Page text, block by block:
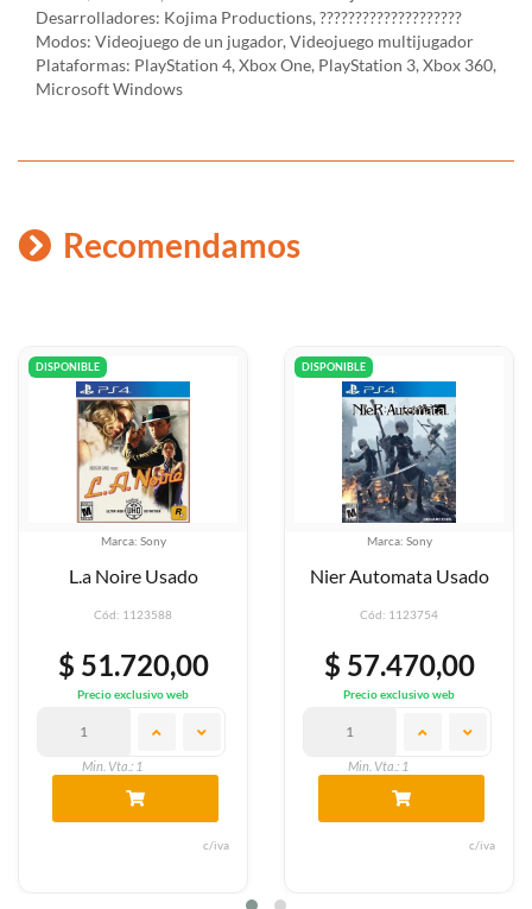
Desarrolladores: Kojima Productions, ????????????????????
Modos: Videojuego de un jugador, Videojuego multijugador
Plataformas: PlayStation 4, Xbox One, PlayStation 3, Xbox 360,
Microsoft Windows
Recomendamos
DISPONIBLE
Marca: Sony
L.a Noire Usado
Cód: 1123588
$ 51.720,00
Precio exclusivo web
Min. Vta.: 1
c/iva
DISPONIBLE
Marca: Sony
Nier Automata Usado
Cód: 1123754
$ 57.470,00
Precio exclusivo web
Min. Vta.: 1
c/iva